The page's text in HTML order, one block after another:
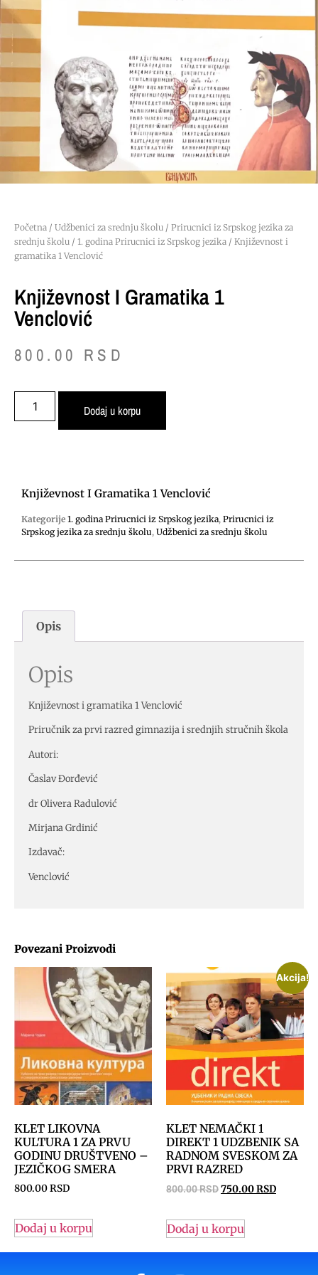
Početna / Udžbenici za srednju školu / Prirucnici iz Srpskog jezika za
srednju školu / 1. godina Prirucnici iz Srpskog jezika / Književnost i
gramatika 1 Venclović
Književnost I Gramatika 1
Venclović
800.00 RSD
Dodaj u korpu
Povezani Proizvodi
KLET LIKOVNA
KULTURA 1 ZA PRVU
GODINU DRUŠTVENO –
JEZIČKOG SMERA
800.00RSD
Dodaj u korpu
Akcija!
KLET NEMAČKI 1
DIREKT 1 UDZBENIK SA
RADNOM SVESKOM ZA
PRVI RAZRED
800.00RSD750.00RSD
Dodaj u korpu
Književnost I Gramatika 1 Venclović
Kategorije 1. godina Prirucnici iz Srpskog jezika, Prirucnici iz
Srpskog jezika za srednju školu, Udžbenici za srednju školu
Opis
Opis
Književnost i gramatika 1 Venclović
Priručnik za prvi razred gimnazija i srednjih stručnih škola
Autori:
Časlav Đorđević
dr Olivera Radulović
Mirjana Grdinić
Izdavač:
Venclović